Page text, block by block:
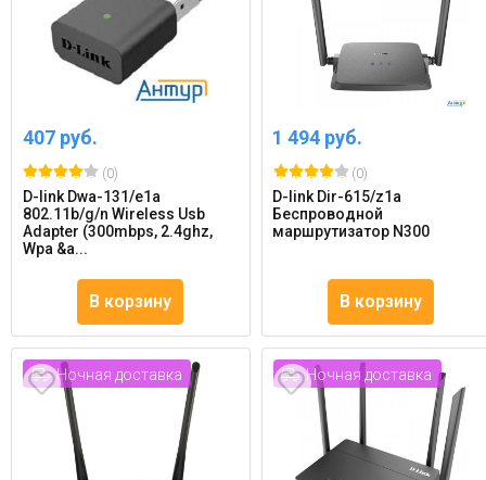
407 руб.
(0)
D-link Dwa-131/e1a
802.11b/g/n Wireless Usb
Adapter (300mbps, 2.4ghz,
Wpa &a...
В корзину
1 494 руб.
(0)
D-link Dir-615/z1a
Беспроводной
маршрутизатор N300
В корзину
Ночная доставка Ночная доставка